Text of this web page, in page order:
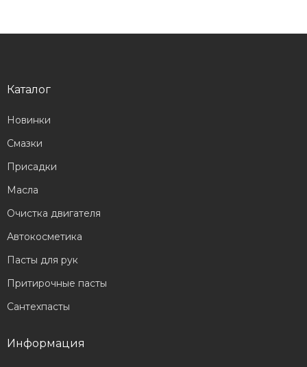
Каталог
Новинки
Смазки
Присадки
Масла
Очистка двигателя
Автокосметика
Пасты для рук
Притирочные пасты
Сантехпасты
Информация